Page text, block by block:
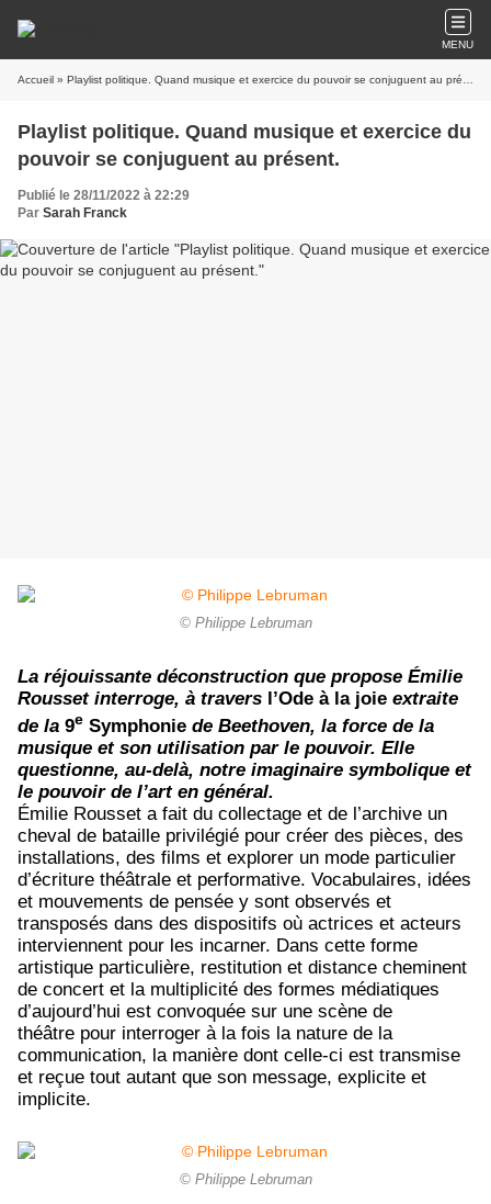
MENU
Accueil » Playlist politique. Quand musique et exercice du pouvoir se conjuguent au présent.
Playlist politique. Quand musique et exercice du
pouvoir se conjuguent au présent.
Publié le 28/11/2022 à 22:29
Par Sarah Franck
© Philippe Lebruman
La réjouissante déconstruction que propose Émilie
Rousset interroge, à travers l’Ode à la joie extraite
de la 9e Symphonie de Beethoven, la force de la
musique et son utilisation par le pouvoir. Elle
questionne, au-delà, notre imaginaire symbolique et
le pouvoir de l’art en général.
Émilie Rousset a fait du collectage et de l’archive un
cheval de bataille privilégié pour créer des pièces, des
installations, des films et explorer un mode particulier
d’écriture théâtrale et performative. Vocabulaires, idées
et mouvements de pensée y sont observés et
transposés dans des dispositifs où actrices et acteurs
interviennent pour les incarner. Dans cette forme
artistique particulière, restitution et distance cheminent
de concert et la multiplicité des formes médiatiques
d’aujourd’hui est convoquée sur une scène de
théâtre pour interroger à la fois la nature de la
communication, la manière dont celle-ci est transmise
et reçue tout autant que son message, explicite et
implicite.
© Philippe Lebruman